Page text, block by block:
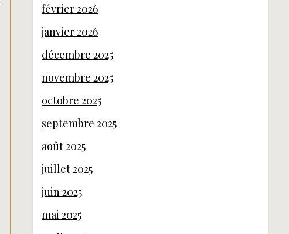
février 2026
janvier 2026
décembre 2025
novembre 2025
octobre 2025
septembre 2025
août 2025
juillet 2025
juin 2025
mai 2025